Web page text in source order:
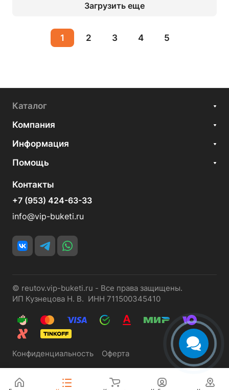
Загрузить еще
1 2 3 4 5
Каталог
Компания
Информация
Помощь
Контакты
+7 (953) 424-63-33
info@vip-buketi.ru
© reutov.vip-buketi.ru - Все права защищены.
ИП Кузнецова Н. В. ИНН 711500345410
Конфиденциальность Оферта